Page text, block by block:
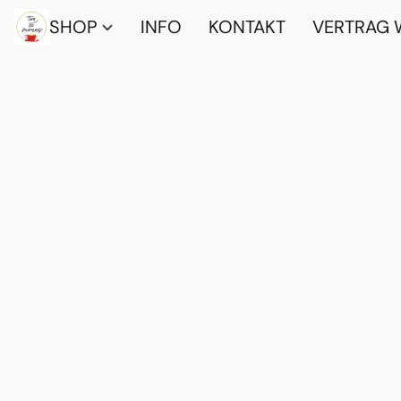
SHOP INFO KONTAKT VERTRAG